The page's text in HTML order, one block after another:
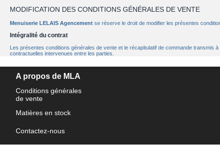
MODIFICATION DES CONDITIONS GÉNÉRALES DE VENTE
Menuiserie LELAIS Agencement se réserve le droit de modifier les présentes
Intégralité du contrat
Les présentes conditions générales de vente et le récapitulatif de commande transmis
contractuelles intervenues entre les parties.
A propos de MLA
Conditions générales
de vente
Matières en stock
Contactez-nous